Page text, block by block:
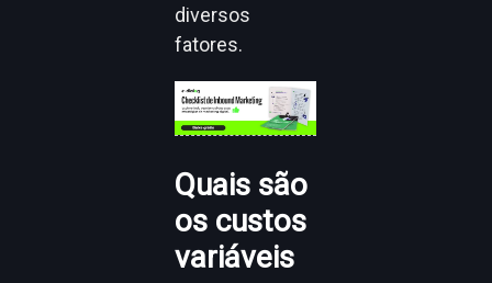
diversos
fatores.
Quais são
os custos
variáveis